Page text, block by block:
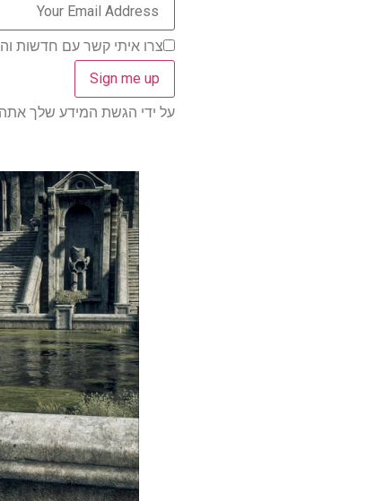
צרו איתי קשר עם חדשות
על ידי הגשת המידע שלך אתה